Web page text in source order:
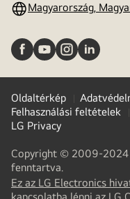
Magyarország,
Oldaltérkép
Felhasználási feltételek
LG Privacy
Copyright © 2009-2024
fenntartva.
Ez az LG Electronics